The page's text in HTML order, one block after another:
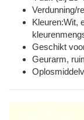
Verdunning/
Kleuren:Wit,
Geschikt
Geurarm,